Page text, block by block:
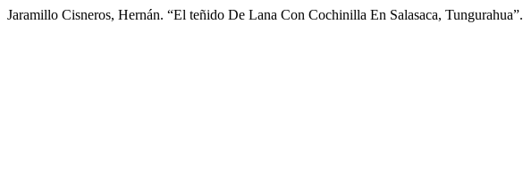
Jaramillo Cisneros, Hernán. “El teñido De Lana Con Cochinilla En Salasaca, Tungurahua”.